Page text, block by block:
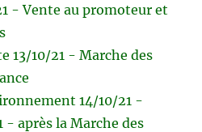
- Vente au promoteur et
13/10/21 - Marche des
14/10/21 -
- après la Marche des